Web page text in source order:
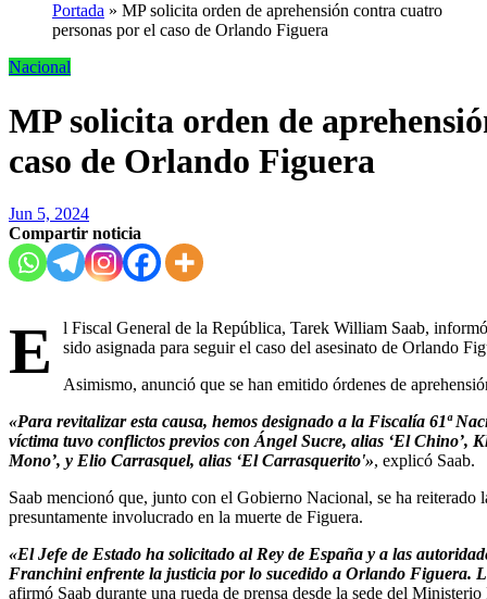
Portada » MP solicita orden de aprehensión contra cuatro
personas por el caso de Orlando Figuera
Nacional
MP solicita orden de
caso de Orlando Figuera
Jun 5, 2024
Compartir noticia
E
l Fiscal General de la República, Tarek William Saab,
sido asignada para seguir el caso del asesinato de Orlando
Asimismo, anunció que se han emitido órdenes de
«Para revitalizar esta causa, hemos designado a la Fiscalía 61ª
víctima tuvo conflictos previos con Ángel Sucre, alias ‘El Chino’,
Mono’, y Elio Carrasquel, alias ‘El Carrasquerito'», explicó Saab.
Saab mencionó que, junto con el Gobierno Nacional, se ha
presuntamente involucrado en la muerte de Figuera.
«El Jefe de Estado ha solicitado al Rey de España y a las
Franchini enfrente la justicia por lo sucedido a Orlando Figuera.
afirmó Saab durante una rueda de prensa desde la sede del